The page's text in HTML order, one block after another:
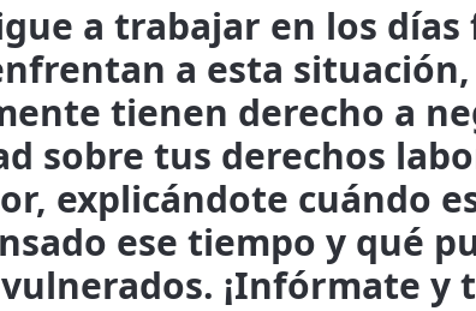
a trabajar en los días
a esta
tienen derecho a
sobre tus derechos
explicándote cuándo
ese tiempo y qué
¡Infórmate y